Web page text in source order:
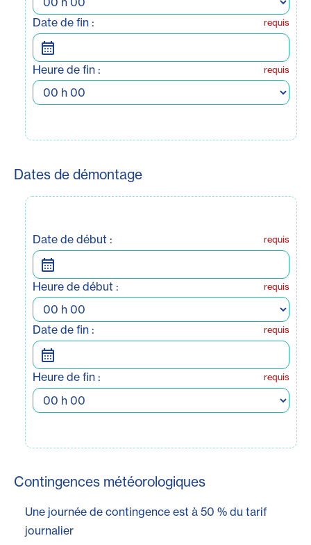
Date de fin : requis
Heure de fin : requis
Dates de démontage
Date de début : requis
Heure de début : requis
Date de fin : requis
Heure de fin : requis
Contingences météorologiques
Une journée de contingence est à 50 % du tarif
journalier